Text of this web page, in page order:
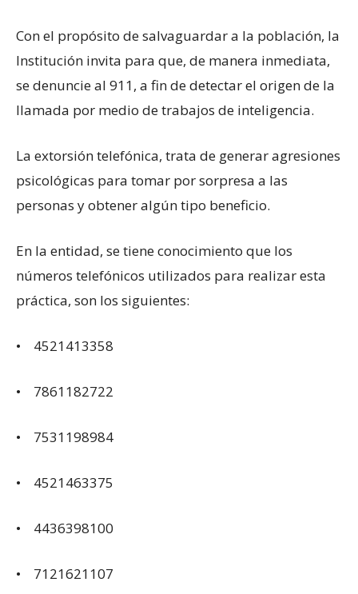
Con el propósito de salvaguardar a la población, la
Institución invita para que, de manera inmediata,
se denuncie al 911, a fin de detectar el origen de la
llamada por medio de trabajos de inteligencia.
La extorsión telefónica, trata de generar agresiones
psicológicas para tomar por sorpresa a las
personas y obtener algún tipo beneficio.
En la entidad, se tiene conocimiento que los
números telefónicos utilizados para realizar esta
práctica, son los siguientes:
• 4521413358
• 7861182722
• 7531198984
• 4521463375
• 4436398100
• 7121621107